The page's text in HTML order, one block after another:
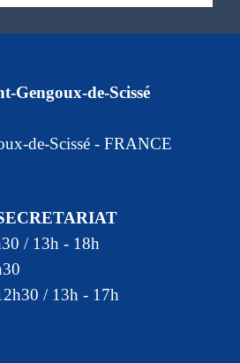
Gengoux-de-Scissé
de-Scissé - FRANCE
/ 13h - 18h
/ 13h - 17h